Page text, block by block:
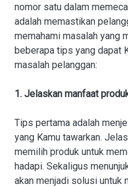
nomor satu dalam
adalah memastikan
memahami masalah yang
beberapa tips yang dapat
masalah pelanggan:
1. Jelaskan manfaat
Tips pertama adalah
yang Kamu tawarkan.
memilih produk untuk
hadapi. Sekaligus
akan menjadi solusi untuk